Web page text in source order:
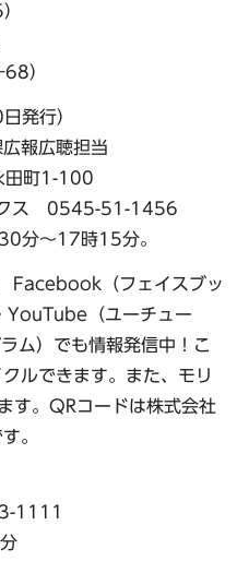
）
発行）
報広聴担当
町1-100
ス 0545-51-1456
分～17時15分。
（フェイスブッ
YouTube（ユーチュー
ム）でも情報発信中！こ
ルできます。また、モリ
す。QRコードは株式会社
。
1111